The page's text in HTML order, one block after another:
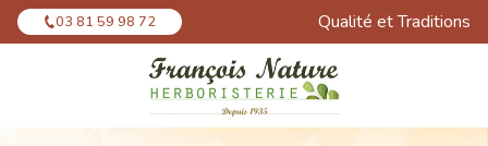
03 81 59 98 72 Qualité et Traditions
Panneau de gestion des cookies